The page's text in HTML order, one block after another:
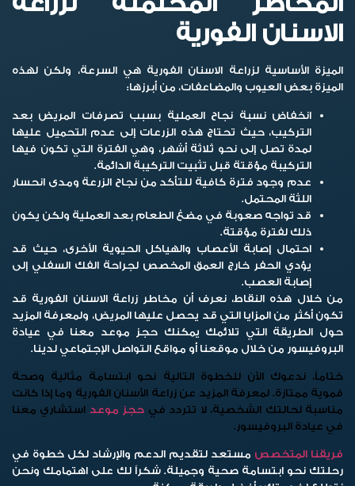
الاسنان الفورية
الميزة الأساسية لزراعة الاسنان الفورية هي السرعة، ولكن لهذه
الميزة بعض العيوب والمضاعفات، من أبرزها:
انخفاض نسبة نجاح العملية بسبب تصرفات المريض بعد
التركيب، حيث تحتاج هذه الزرعات إلى عدم التحميل عليها
لمدة تصل إلى نحو ثلاثة أشهر، وهي الفترة التي تكون فيها
التركيبة مؤقتة قبل تثبيت التركيبة الدائمة.
عدم وجود فترة كافية للتأكد من نجاح الزرعة ومدى انحسار
اللثة المحتمل.
قد تواجه صعوبة في مضغ الطعام بعد العملية ولكن يكون
ذلك لفترة مؤقتة.
احتمال إصابة الأعصاب والهياكل الحيوية الأخرى، حيث قد
يؤدي الحفر خارج العمق المخصص لجراحة الفك السفلي إلى
إصابة العصب.
من خلال هذه النقاط، نعرف أن مخاطر زراعة الاسنان الفورية قد
تكون أكثر من المزايا التي قد يحصل عليها المريض، ولمعرفة المزيد
حول الطريقة التي تلائمك يمكنك حجز موعد معنا في عيادة
البروفيسور من خلال موقعنا أو مواقع التواصل الإجتماعي لدينا.
ختاماً، ندعوك الآن للخطوة التالية نحو ابتسامة مثالية وصحة
فموية ممتازة. لمعرفة المزيد عن زراعة الأسنان الفورية وما إذا كانت
مناسبة لحالتك الشخصية، لا تتردد في حجز موعد استشاري معنا
في عيادة البروفيسور.
فريقنا المتخصص مستعد لتقديم الدعم والإرشاد لكل خطوة في
رحلتك نحو ابتسامة صحية وجميلة. شكراً لك على اهتمامك ونحن